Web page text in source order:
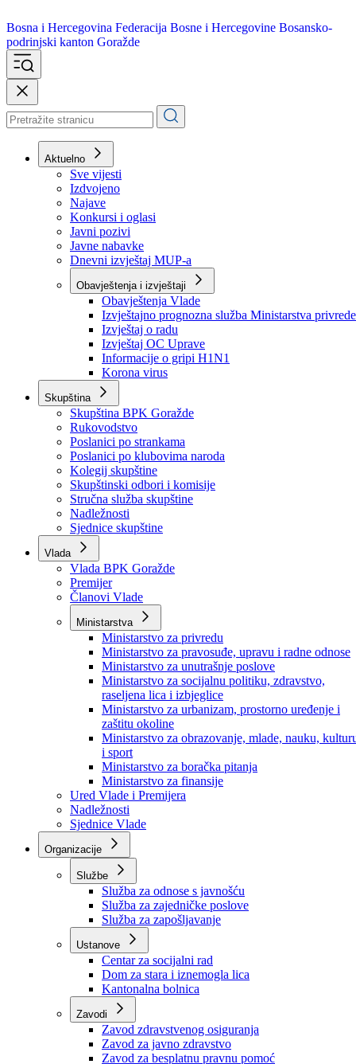
Bosna i Hercegovina
podrinjski kanton Goražde
Aktuelno
Sve vijesti
Izdvojeno
Najave
Konkursi i oglasi
Javni pozivi
Javne nabavke
Dnevni izvještaj MUP-a
Obavještenja i izvještaji
Obavještenja Vlade
Izvještajno prognozna služba Ministarstva privrede
Izvještaj o radu
Izvještaj OC Uprave
Informacije o gripi H1N1
Korona virus
Skupština
Skupština BPK Goražde
Rukovodstvo
Poslanici po strankama
Poslanici po klubovima naroda
Kolegij skupštine
Skupštinski odbori i komisije
Stručna služba skupštine
Nadležnosti
Sjednice skupštine
Vlada
Vlada BPK Goražde
Premijer
Članovi Vlade
Ministarstva
Ministarstvo za privredu
Ministarstvo za pravosuđe, upravu i radne odnose
Ministarstvo za unutrašnje poslove
Ministarstvo za socijalnu politiku, zdravstvo,
raseljena lica i izbjeglice
Ministarstvo za urbanizam, prostorno uređenje i
zaštitu okoline
Ministarstvo za obrazovanje, mlade, nauku,
i sport
Ministarstvo za boračka pitanja
Ministarstvo za finansije
Ured Vlade i Premijera
Nadležnosti
Sjednice Vlade
Organizacije
Službe
Služba za odnose s javnošću
Služba za zajedničke poslove
Služba za zapošljavanje
Ustanove
Centar za socijalni rad
Dom za stara i iznemogla lica
Kantonalna bolnica
Zavodi